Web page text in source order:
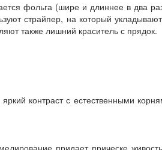
фольга (шире и длиннее в два
страйпер, на который
также лишний краситель с прядок.
контраст с естественными
придает прическе